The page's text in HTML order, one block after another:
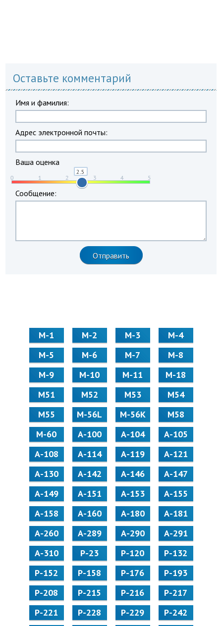
Оставьте комментарий
Имя и фамилия:
Адрес электронной почты:
Ваша оценка
Сообщение:
М-1 М-2 М-3
М-4
М-5
М-6 М-7
М-8
М-9
М-10 М-11
М-18
М51
М52 М53
М54
М55
M-56L M-56K
М58
M-60
А-100 А-104
А-105
А-108
А-114 А-119
А-121
А-130
А-142 А-146
А-147
А-149
А-151 А-153
А-155
А-158
А-160 А-180
А-181
А-260
А-289 А-290
А-291
А-310
Р-23 Р-120
Р-132
Р-152
Р-158 Р-176
Р-193
Р-208
Р-215 Р-216
Р-217
Р-221
Р-228 Р-229
Р-242